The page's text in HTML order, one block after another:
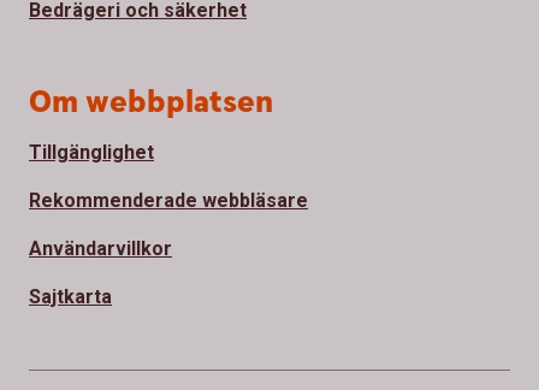
Bedrägeri och säkerhet
Om webbplatsen
Tillgänglighet
Rekommenderade webbläsare
Användarvillkor
Sajtkarta